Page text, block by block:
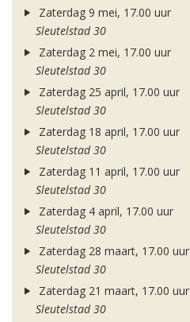
Zaterdag 9 mei, 17.00 uur
Sleutelstad 30
Zaterdag 2 mei, 17.00 uur
Sleutelstad 30
Zaterdag 25 april, 17.00 uur
Sleutelstad 30
Zaterdag 18 april, 17.00 uur
Sleutelstad 30
Zaterdag 11 april, 17.00 uur
Sleutelstad 30
Zaterdag 4 april, 17.00 uur
Sleutelstad 30
Zaterdag 28 maart, 17.00 uur
Sleutelstad 30
Zaterdag 21 maart, 17.00 uur
Sleutelstad 30